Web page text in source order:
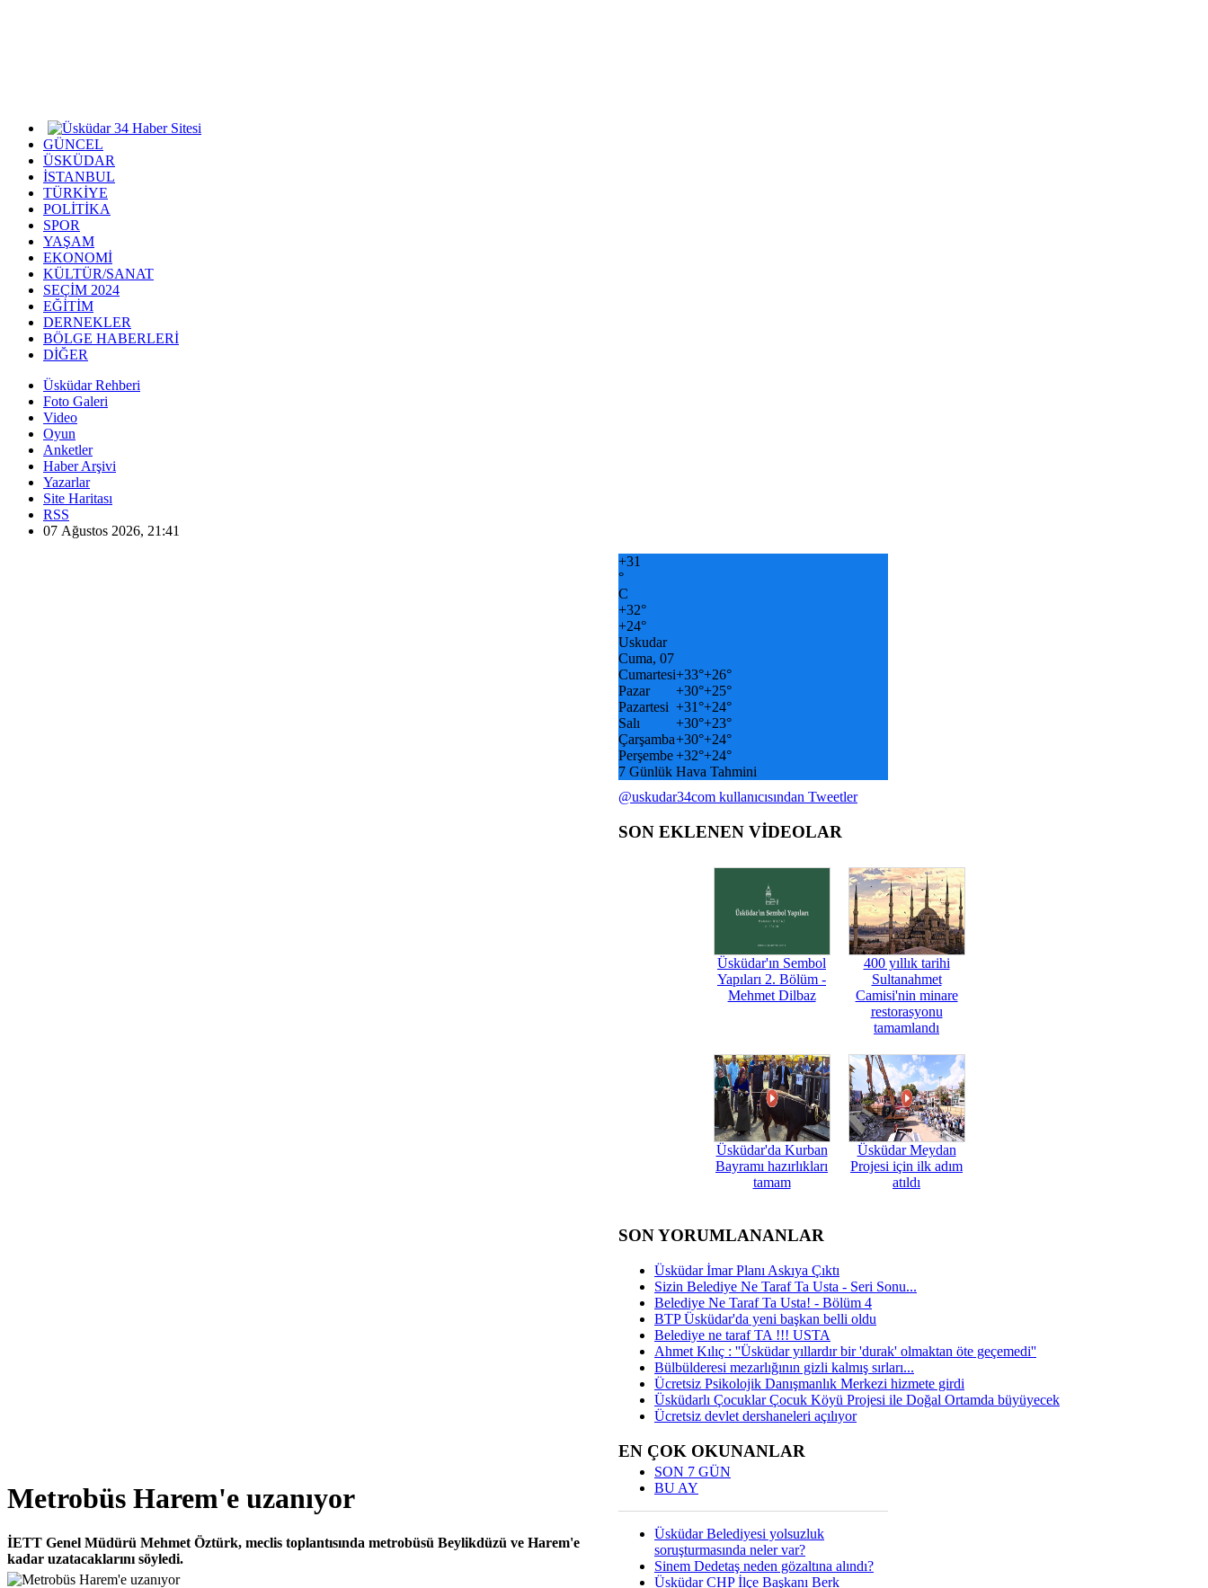
GÜNCEL
ÜSKÜDAR
İSTANBUL
TÜRKİYE
POLİTİKA
SPOR
YAŞAM
EKONOMİ
KÜLTÜR/SANAT
SEÇİM 2024
EĞİTİM
DERNEKLER
BÖLGE HABERLERİ
DİĞER
Üsküdar Rehberi
Foto Galeri
Video
Oyun
Anketler
Haber Arşivi
Yazarlar
Site Haritası
RSS
07 Ağustos 2026, 21:41
Metrobüs Harem'e uzanıyor
İETT Genel Müdürü Mehmet Öztürk, meclis toplantısında metrobüsü Beylikdüzü ve Harem'e
kadar uzatacaklarını söyledi.
+31
°
C
+32°
+24°
Uskudar
Cuma, 07
Cumartesi+33°+26°
Pazar
+30°+25°
Pazartesi +31°+24°
Salı
+30°+23°
Çarşamba+30°+24°
Perşembe+32°+24°
7 Günlük Hava Tahmini
@uskudar34com kullanıcısından Tweetler
SON EKLENEN VİDEOLAR
Üsküdar'ın Sembol
Yapıları 2. Bölüm -
Mehmet Dilbaz
400 yıllık tarihi
Sultanahmet
Camisi'nin minare
restorasyonu
tamamlandı
Üsküdar'da Kurban
Bayramı hazırlıkları
tamam
Üsküdar Meydan
Projesi için ilk adım
atıldı
SON YORUMLANANLAR
Üsküdar İmar Planı Askıya Çıktı
Sizin Belediye Ne Taraf Ta Usta - Seri Sonu...
Belediye Ne Taraf Ta Usta! - Bölüm 4
BTP Üsküdar'da yeni başkan belli oldu
Belediye ne taraf TA !!! USTA
Ahmet Kılıç : ''Üsküdar yıllardır bir 'durak' olmaktan öte geçemedi''
Bülbülderesi mezarlığının gizli kalmış sırları...
Ücretsiz Psikolojik Danışmanlık Merkezi hizmete girdi
Üsküdarlı Çocuklar Çocuk Köyü Projesi ile Doğal Ortamda büyüyecek
Ücretsiz devlet dershaneleri açılıyor
EN ÇOK OKUNANLAR
SON 7 GÜN
BU AY
Üsküdar Belediyesi yolsuzluk
soruşturmasında neler var?
Sinem Dedetaş neden gözaltına alındı?
Üsküdar CHP İlçe Başkanı Berk